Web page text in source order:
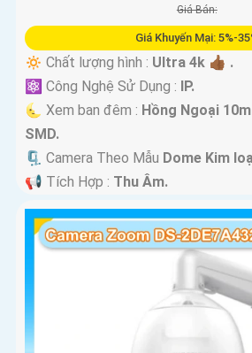
Giá Bán:
Giá Khuyến Mại: 5%-
🔅 Chất lượng hình : Ultra 4k 👍🏾 .
⚛️ Công Nghệ Sử Dụng : IP.
🌜 Xem ban đêm : Hồng Ngoại
SMD.
🗜️ Camera Theo Mẫu Dome Kim
️📢 Tích Hợp : Thu Âm.